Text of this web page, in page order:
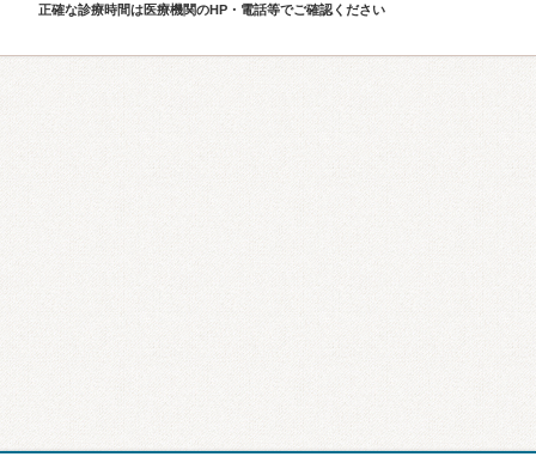
正確な診療時間は医療機関のHP・電話等でご確認ください